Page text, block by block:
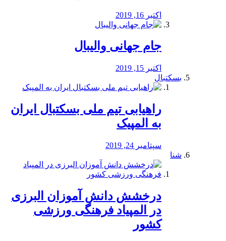
اکتبر 16, 2019
جام جهانی والیبال
اکتبر 15, 2019
بسکتبال
راهیابی تیم ملی بسکتبال ایران
به المپیک
سپتامبر 24, 2019
شنا
درخشش دانش آموزان البرزی
در المپیاد فرهنگی ورزشی
کشور